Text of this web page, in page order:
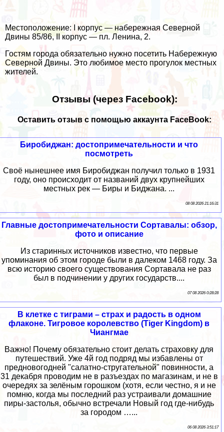
Местоположение: I корпус — набережная Северной
Двины 85/86, II корпус — пл. Ленина, 2.
Гостям города обязательно нужно посетить Набережную
Северной Двины. Это любимое место прогулок местных
жителей.
Отзывы (через Facebook):
Оставить отзыв с помощью аккаунта FaceBook:
Биробиджан: достопримечательности и что
посмотреть
Своё нынешнее имя Биробиджан получил только в 1931
году, оно происходит от названий двух крупнейших
местных рек — Биры и Биджана. ...
08 08 2026 21:16:31
Главные достопримечательности Сортавалы: обзор,
фото и описание
Из старинных источников известно, что первые
упоминания об этом городе были в далеком 1468 году. За
всю историю своего существования Сортавала не раз
был в подчинении у других государств....
07 08 2026 0:28:28
В клетке с тиграми – страх и радость в одном
флаконе. Тигровое королевство (Tiger Kingdom) в
Чиангмае
Важно! Почему обязательно стоит делать страховку для
путешествий. Уже 4й год подряд мы избавлены от
предновогодней "салатно-стругательной" повинности, а
31 декабря проводим не в разъездах по магазинам, и не в
очередях за зелёным горошком (хотя, если честно, я и не
помню, когда мы последний раз устраивали домашние
пиры-застолья, обычно встречали Новый год где-нибудь
за городом …...
06 08 2026 3:51:17